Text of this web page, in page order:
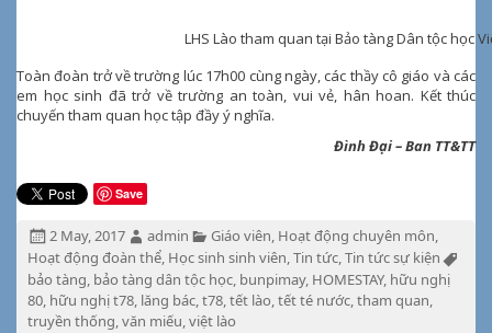
LHS Lào tham quan tại Bảo tàng Dân tộc học
Toàn đoàn trở về trường lúc 17h00 cùng ngày, các thầy cô giáo và các
em học sinh đã trở về trường an toàn, vui vẻ, hân hoan. Kết thúc
chuyến tham quan học tập đầy ý nghĩa.
Đình Đại – Ban TT&TT
Save
Đăng
ngày:
2 May, 2017
Tác
giả:
admin
Chuyên
mục:
Giáo viên, Hoạt động chuyên môn,
Hoạt động đoàn thể, Học sinh sinh viên,Tin tức,Tin tức sự kiện
bảo tàng, bảo tàng dân tộc học, bunpimay, HOMESTAY, hữu nghị
80, hữu nghị t78, lăng bác,t78,tết lào,tết té nước,tham quan,
truyền thống,văn miếu,việt lào